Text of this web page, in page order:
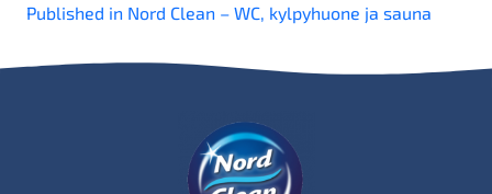
selaus
Published in Nord Clean – WC, kylpyhuone ja sauna